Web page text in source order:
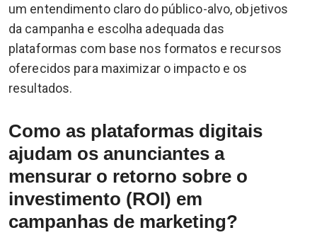
um entendimento claro do público-alvo, objetivos
da campanha e escolha adequada das
plataformas com base nos formatos e recursos
oferecidos para maximizar o impacto e os
resultados.
Como as plataformas digitais
ajudam os anunciantes a
mensurar o retorno sobre o
investimento (ROI) em
campanhas de marketing?